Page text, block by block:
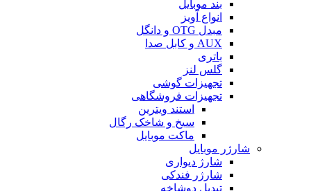
بند موبایل
انواع آویز
مبدل OTG و دانگل
AUX و کابل صدا
باتری
گلس لنز
تجهیزات گوشی
تجهیزات فروشگاهی
استند ویترین
سیخ و شاخک رگال
ماکت موبایل
شارژر موبایل
شارژ دیواری
شارژر فندکی
تبدیل دوشاخه